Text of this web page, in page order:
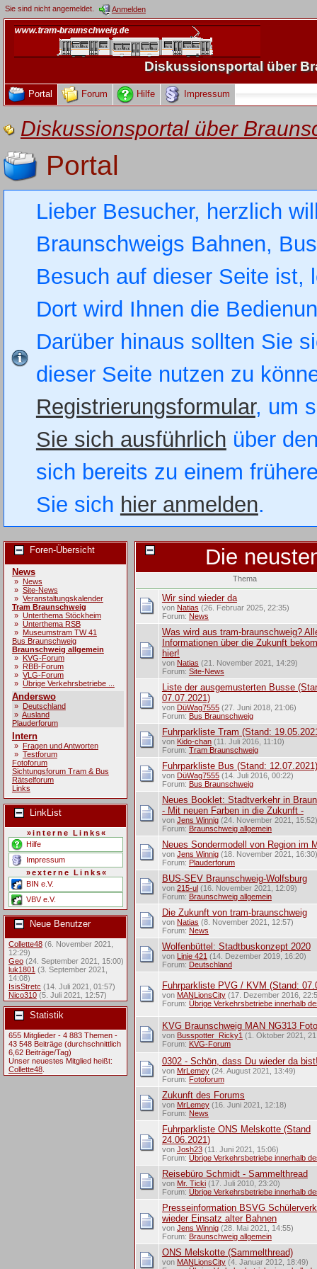
Sie sind nicht angemeldet. Anmelden
Diskussionsportal über
Portal Forum Hilfe Impressum
Diskussionsportal über
Portal
Lieber Besucher, herzlich
Braunschweigs Bahnen,
Besuch auf dieser Seite
Dort wird Ihnen die
Darüber hinaus sollten Sie
dieser Seite nutzen zu
Registrierungsformular, um
Sie sich ausführlich über
sich bereits zu einem
Sie sich hier anmelden.
Foren-Übersicht
News
» News
» Site-News
» Veranstaltungskalender
Tram Braunschweig
» Unterthema Stöckheim
» Unterthema RSB
» Museumstram TW 41
Bus Braunschweig
Braunschweig allgemein
» KVG-Forum
» RBB-Forum
» VLG-Forum
» Übrige Verkehrsbetriebe ...
Anderswo
» Deutschland
» Ausland
Plauderforum
Intern
» Fragen und Antworten
» Testforum
Fotoforum
Sichtungsforum Tram & Bus
Rätselforum
Links
LinkList
»interne Links«
Hilfe
Impressum
»externe Links«
BIN e.V.
VBV e.V.
Neue Benutzer
Collette48 (6. November 2021,
12:29)
Geo (24. September 2021, 15:00)
luk1801 (3. September 2021,
14:08)
IsisStretc (14. Juli 2021, 01:57)
Nico310 (5. Juli 2021, 12:57)
Statistik
655 Mitglieder - 4 883 Themen -
43 548 Beiträge (durchschnittlich
6,62 Beiträge/Tag)
Unser neuestes Mitglied heißt:
Collette48.
Die
Thema
Wir sind wieder da
von Natias (26. Februar 2025, 22:35)
Forum: News
Was wird aus tram-braunschweig?
Informationen über die Zukunft
hier!
von Natias (21. November 2021, 14:29)
Forum: Site-News
Liste der ausgemusterten Busse
07.07.2021)
von DüWag7555(27. Juni 2018, 21:06)
Forum: Bus Braunschweig
Fuhrparkliste Tram (Stand:
von Kido-chan(11. Juli 2016, 11:10)
Forum: Tram Braunschweig
Fuhrparkliste Bus (Stand: 12.07.2021)
von DüWag7555(14. Juli 2016, 00:22)
Forum: Bus Braunschweig
Neues Booklet: Stadtverkehr in
- Mit neuen Farben in die Zukunft -
von Jens Winnig(24. November 2021, 15:52)
Forum: Braunschweig allgemein
Neues Sondermodell von Region im
von Jens Winnig(18. November 2021, 16:30)
Forum: Plauderforum
BUS-SEV Braunschweig-Wolfsburg
von 215-ul(16. November 2021, 12:09)
Forum: Braunschweig allgemein
Die Zukunft von tram-braunschweig
von Natias (8. November 2021, 12:57)
Forum: News
Wolfenbüttel: Stadtbuskonzept 2020
von Linie 421 (14. Dezember 2019, 16:20)
Forum: Deutschland
Fuhrparkliste PVG / KVM (Stand:
von MANLionsCity(17. Dezember 2016,
Forum: Übrige Verkehrsbetriebe innerhalb
KVG Braunschweig MAN NG313
von Busspotter_Ricky1 (1. Oktober 2021,
Forum: KVG-Forum
0302 - Schön, dass Du wieder da
von MrLemey(24. August 2021, 13:49)
Forum: Fotoforum
Zukunft des Forums
von MrLemey(16. Juni 2021, 12:18)
Forum: News
Fuhrparkliste ONS Melskotte (Stand
24.06.2021)
von Josh23(11. Juni 2021, 15:06)
Forum: Übrige Verkehrsbetriebe innerhalb
Reisebüro Schmidt - Sammelthread
von Mr. Ticki(17. Juli 2010, 23:20)
Forum: Übrige Verkehrsbetriebe innerhalb
Presseinformation BSVG
wieder Einsatz alter Bahnen
von Jens Winnig(28. Mai 2021, 14:55)
Forum: Braunschweig allgemein
ONS Melskotte (Sammelthread)
von MANLionsCity(4. Januar 2012, 18:49)